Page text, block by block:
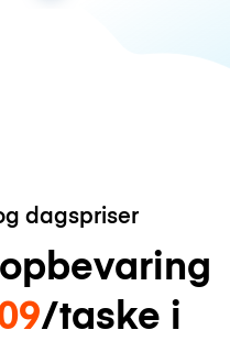
dagspriser
/taske i